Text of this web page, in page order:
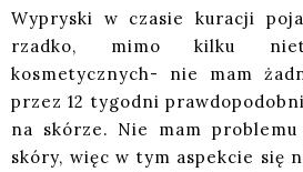
Wypryski w czasie kuracji
rzadko, mimo kilku
kosmetycznych- nie mam
przez 12 tygodni
na skórze. Nie mam problemu
skóry, więc w tym aspekcie się